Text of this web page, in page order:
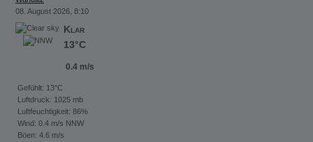
08. August 2026, 8:10
Klar
13°C
0.4 m/s
Gefühlt: 13°C
Luftdruck: 1025 mb
Luftfeuchtigkeit: 86%
Wind: 0.4 m/s NNW
Böen: 4.6 m/s